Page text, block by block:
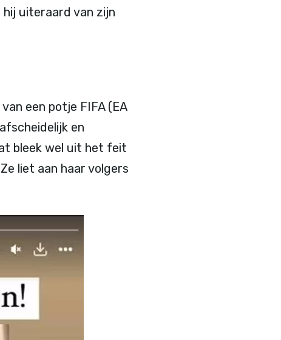
uiteraard van zijn
een potje FIFA (EA
en
bleek wel uit het feit
liet aan haar volgers